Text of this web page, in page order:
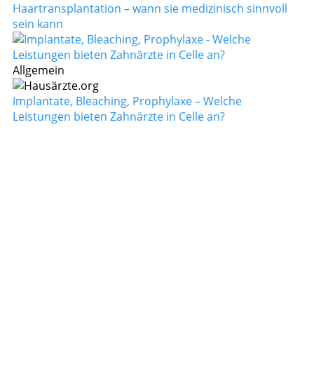
Haartransplantation – wann sie medizinisch sinnvoll
sein kann
Allgemein
Implantate, Bleaching, Prophylaxe – Welche
Leistungen bieten Zahnärzte in Celle an?